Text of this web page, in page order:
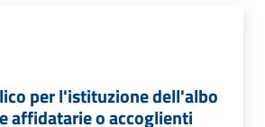
per l'istituzione dell'albo
affidatarie o accoglienti